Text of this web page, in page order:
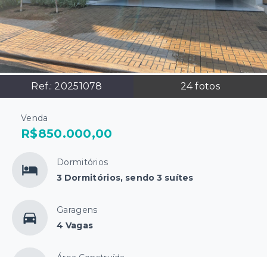
Ref.: 20251078 24fotos
Venda
R$850.000,00
Dormitórios
3 Dormitórios, sendo 3 suítes
Garagens
4 Vagas